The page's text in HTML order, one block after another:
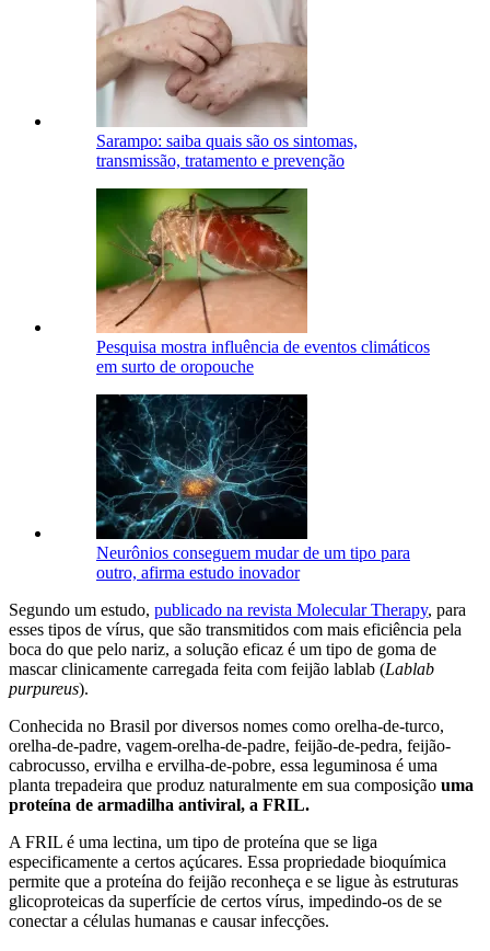
Sarampo: saiba quais são os sintomas,
transmissão, tratamento e prevenção
Pesquisa mostra influência de eventos climáticos
em surto de oropouche
Neurônios conseguem mudar de um tipo para
outro, afirma estudo inovador
Segundo um estudo, publicado na revista Molecular Therapy, para
esses tipos de vírus, que são transmitidos com mais eficiência pela
boca do que pelo nariz, a solução eficaz é um tipo de goma de
mascar clinicamente carregada feita com feijão lablab (Lablab
purpureus).
Conhecida no Brasil por diversos nomes como orelha-de-turco,
orelha-de-padre, vagem-orelha-de-padre, feijão-de-pedra, feijão-
cabrocusso, ervilha e ervilha-de-pobre, essa leguminosa é uma
planta trepadeira que produz naturalmente em sua composição uma
proteína de armadilha antiviral, a FRIL.
A FRIL é uma lectina, um tipo de proteína que se liga
especificamente a certos açúcares. Essa propriedade bioquímica
permite que a proteína do feijão reconheça e se ligue às estruturas
glicoproteicas da superfície de certos vírus, impedindo-os de se
conectar a células humanas e causar infecções.